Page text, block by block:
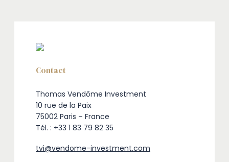
Contact
Thomas Vendôme Investment
10 rue de la Paix
75002 Paris – France
Tél. : +33 1 83 79 82 35
tvi@vendome-investment.com